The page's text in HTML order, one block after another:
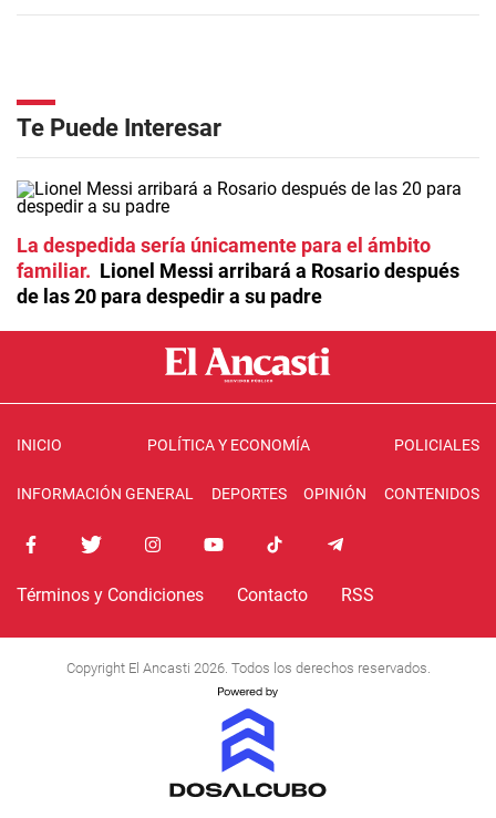
Te Puede Interesar
La despedida sería únicamente para el ámbito
familiar
Lionel Messi arribará a Rosario después
de las 20 para despedir a su padre
INICIO POLÍTICA Y ECONOMÍA POLICIALES
INFORMACIÓN GENERAL DEPORTES OPINIÓN CONTENIDOS
Términos y Condiciones Contacto RSS
Copyright El Ancasti 2026. Todos los derechos reservados.